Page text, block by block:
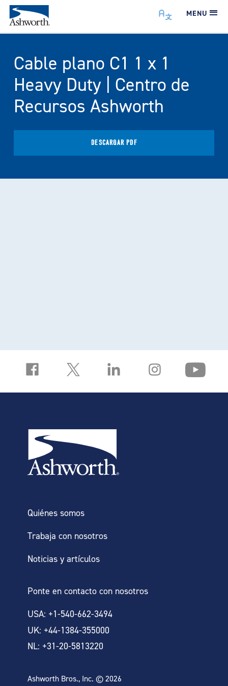
MENU
Cable plano C1 1 x 1
Heavy Duty | Centro de
Recursos Ashworth
DESCARGAR PDF
Quiénes somos
Trabaja con nosotros
Noticias y artículos
Ponte en contacto con nosotros
USA: +1-540-662-3494
UK: +44-1384-355000
NL: +31-20-5813220
Ashworth Bros., Inc. © 2026